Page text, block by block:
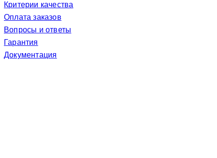
Критерии качества
Оплата заказов
Вопросы и ответы
Гарантия
Документация